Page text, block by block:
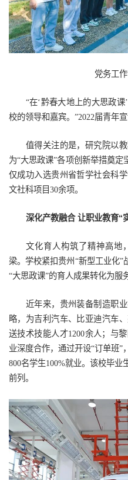
党务工
“在‘黔春大地上的大思政
校的领导和嘉宾。”2022届青年
值得关注的是，研究院以
为“大思政课”各项创新举措奠定
仅成功入选贵州省哲学社会科
文社科项目30余项。
深化产教融合 让职业教育“
文化育人构筑了精神高地
梁。学校紧扣贵州“新型工业化”
“大思政课”的育人成果转化为服
近年来，贵州装备制造职
略，为吉利汽车、比亚迪汽车
送技术技能人才1200余人；与
业深度合作，通过开设“订单班
800名学生100%就业。该校毕
前列。